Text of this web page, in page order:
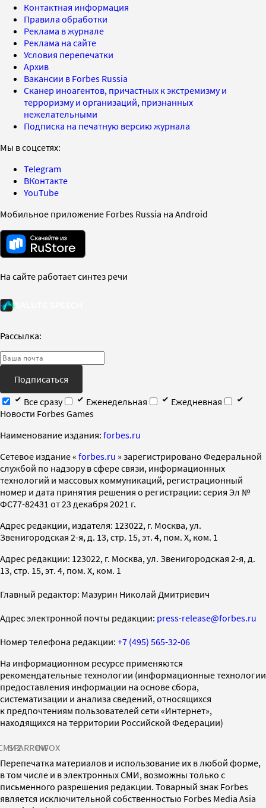
Контактная информация
Правила обработки
Реклама в журнале
Реклама на сайте
Условия перепечатки
Архив
Вакансии в Forbes Russia
Сканер иноагентов, причастных к экстремизму и
терроризму и организаций, признанных
нежелательными
Подписка на печатную версию журнала
Мы в соцсетях:
Telegram
ВКонтакте
YouTube
Мобильное приложение Forbes Russia на Android
На сайте работает синтез речи
Рассылка:
Подписаться
Все сразу
Еженедельная
Ежедневная
Новости Forbes Games
Наименование издания: forbes.ru
Cетевое издание « forbes.ru » зарегистрировано Федеральной
службой по надзору в сфере связи, информационных
технологий и массовых коммуникаций, регистрационный
номер и дата принятия решения о регистрации: серия Эл №
ФС77-82431 от 23 декабря 2021 г.
Адрес редакции, издателя: 123022, г. Москва, ул.
Звенигородская 2-я, д. 13, стр. 15, эт. 4, пом. X, ком. 1
Адрес редакции: 123022, г. Москва, ул. Звенигородская 2-я, д.
13, стр. 15, эт. 4, пом. X, ком. 1
Главный редактор: Мазурин Николай Дмитриевич
Адрес электронной почты редакции: press-release@forbes.ru
Номер телефона редакции: +7 (495) 565-32-06
На информационном ресурсе применяются
рекомендательные технологии (информационные технологии
предоставления информации на основе сбора,
систематизации и анализа сведений, относящихся
к предпочтениям пользователей сети «Интернет»,
находящихся на территории Российской Федерации)
SPARROWINFOX
Перепечатка материалов и использование их в любой форме,
в том числе и в электронных СМИ, возможны только с
письменного разрешения редакции. Товарный знак Forbes
является исключительной собственностью Forbes Media Asia